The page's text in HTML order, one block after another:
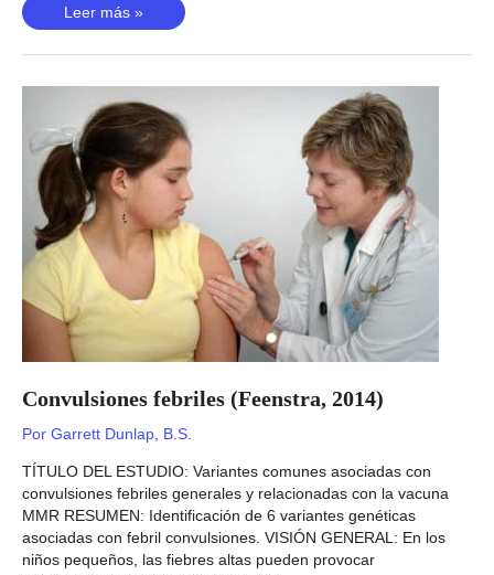
Glioma
(Shete,
2009)
Leer más »
Convulsiones febriles (Feenstra, 2014)
Por Garrett Dunlap, B.S.
TÍTULO DEL ESTUDIO: Variantes comunes asociadas con
convulsiones febriles generales y relacionadas con la vacuna
MMR RESUMEN: Identificación de 6 variantes genéticas
asociadas con febril convulsiones. VISIÓN GENERAL: En los
niños pequeños, las fiebres altas pueden provocar